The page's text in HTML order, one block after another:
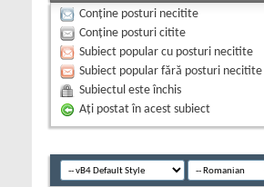
Conține posturi necitite
Conține posturi citite
Subiect popular cu posturi necitite
Subiect popular fără posturi necitite
Subiectul este închis
Aţi postat în acest subiect